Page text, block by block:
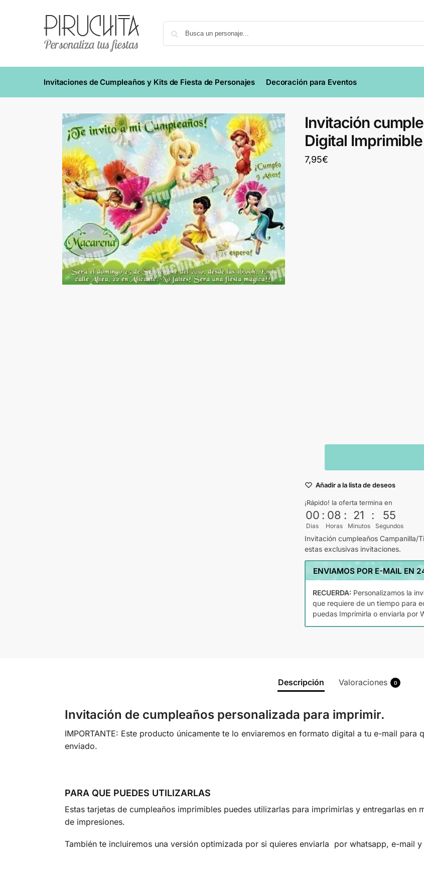
Invitaciones de Cumpleaños y Kits de Fiesta de Personajes Decoración para Eventos
Invitación
Digital Imprimible
7,95€
Añadir a la lista de deseos
¡Rápido! la oferta termina en
00
Dias
: 08
Horas
: 21
Minutos
: 54
Segundos
Invitación cumpleaños Campanilla/
estas exclusivas invitaciones.
ENVIAMOS POR E-MAIL EN
RECUERDA:Personalizamos la
que requiere de un tiempo para
puedas Imprimirla o enviarla por
Descripción Valoraciones 0
Invitación de cumpleaños personalizada para imprimir.
IMPORTANTE: Este producto únicamente te lo enviaremos en formato digital a tu e-mail
enviado.
PARA QUE PUEDES UTILIZARLAS
Estas tarjetas de cumpleaños imprimibles puedes utilizarlas para imprimirlas y entregarlas en
de impresiones.
También te incluiremos una versión optimizada por si quieres enviarla por whatsapp, e-mail